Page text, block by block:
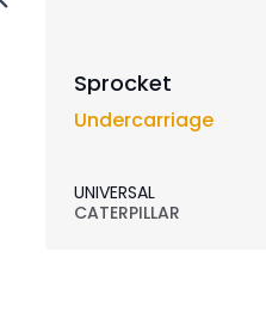
Sprocket
Undercarriage
UNIVERSAL
CATERPILLAR